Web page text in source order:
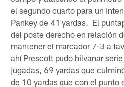
el segundo cuarto para un
Pankey de 41 yardas. El
del poste derecho en relación
mantener el marcador 7-3 a
ahí Prescott pudo hilvanar
jugadas, 69 yardas que
de 10 yardas que con el punto